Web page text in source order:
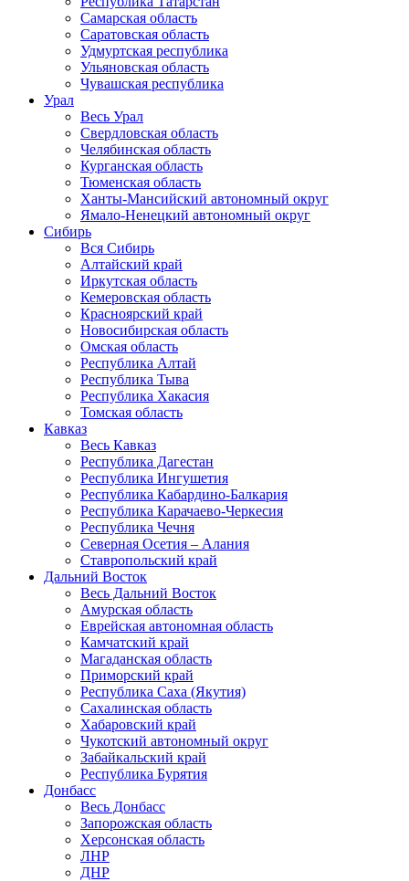
Самарская область
Саратовская область
Удмуртская республика
Ульяновская область
Чувашская республика
Урал
Весь Урал
Свердловская область
Челябинская область
Курганская область
Тюменская область
Ханты-Мансийский автономный округ
Ямало-Ненецкий автономный округ
Сибирь
Вся Сибирь
Алтайский край
Иркутская область
Кемеровская область
Красноярский край
Новосибирская область
Омская область
Республика Алтай
Республика Тыва
Республика Хакасия
Томская область
Кавказ
Весь Кавказ
Республика Дагестан
Республика Ингушетия
Республика Кабардино-Балкария
Республика Карачаево-Черкесия
Республика Чечня
Северная Осетия – Алания
Ставропольский край
Дальний Восток
Весь Дальний Восток
Амурская область
Еврейская автономная область
Камчатский край
Магаданская область
Приморский край
Республика Саха (Якутия)
Сахалинская область
Хабаровский край
Чукотский автономный округ
Забайкальский край
Республика Бурятия
Донбасс
Весь Донбасс
Запорожская область
Херсонская область
ЛНР
ДНР